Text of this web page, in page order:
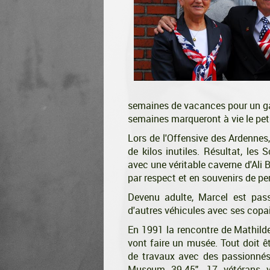
semaines de vacances pour un
semaines marqueront à vie le
Lors de l'Offensive des
de kilos inutiles. Résultat, les
avec une véritable caverne d'Ali
par respect et en souvenirs de
Devenu adulte, Marcel est
d'autres véhicules avec ses
En 1991 la rencontre de
vont faire un musée. Tout doit
de travaux avec des